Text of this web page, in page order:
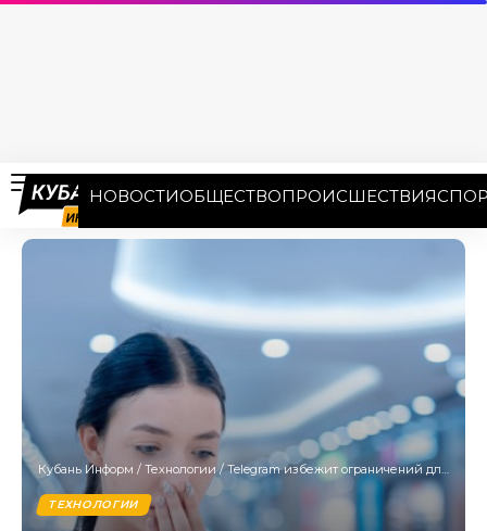
НОВОСТИОБЩЕСТВОПРОИСШЕСТВИЯ
Кубань Информ / Технологии/ Telegram избежит ограничений для иностранного ПО при соблюдении российских законов
ТЕХНОЛОГИИ